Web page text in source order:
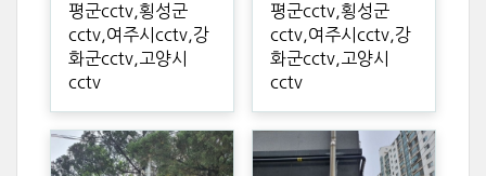
평군cctv,횡성군
cctv,여주시cctv,강
화군cctv,고양시
cctv
평군cctv,횡성군
cctv,여주시cctv,강
화군cctv,고양시
cctv